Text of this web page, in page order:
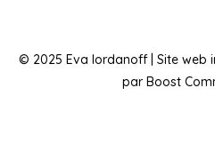
© 2025 Eva Iordanoff | Site web
par Boost